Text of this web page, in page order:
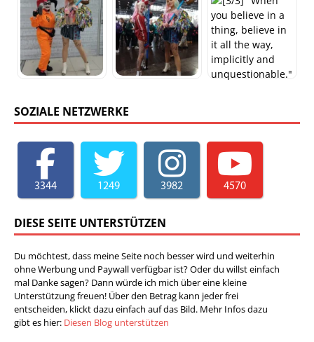
SOZIALE NETZWERKE
3344 1249 3982 4570
DIESE SEITE UNTERSTÜTZEN
Du möchtest, dass meine Seite noch besser wird und weiterhin
ohne Werbung und Paywall verfügbar ist? Oder du willst einfach
mal Danke sagen? Dann würde ich mich über eine kleine
Unterstützung freuen! Über den Betrag kann jeder frei
entscheiden, klickt dazu einfach auf das Bild. Mehr Infos dazu
gibt es hier: Diesen Blog unterstützen